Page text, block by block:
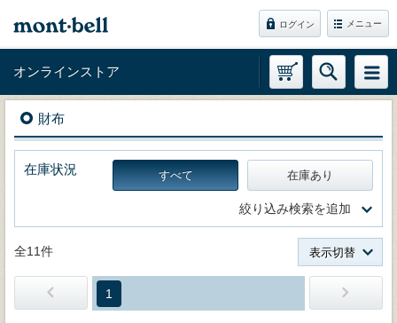
ログイン メニュー
オンラインストア
財布
在庫状況 すべて 在庫あり
絞り込み検索を追加
全11件 表示切替
1